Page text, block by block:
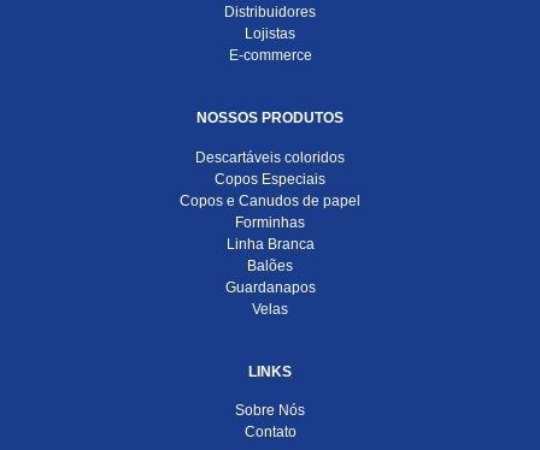
Distribuidores
Lojistas
E-commerce
NOSSOS PRODUTOS
Descartáveis coloridos
Copos Especiais
Copos e Canudos de papel
Forminhas
Linha Branca
Balões
Guardanapos
Velas
LINKS
Sobre Nós
Contato